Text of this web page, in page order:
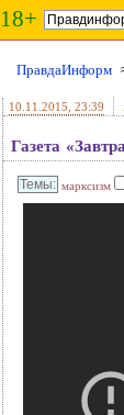
18+
ПравдаИнформ
10.11.2015 , 23:39
Газета
марксизм